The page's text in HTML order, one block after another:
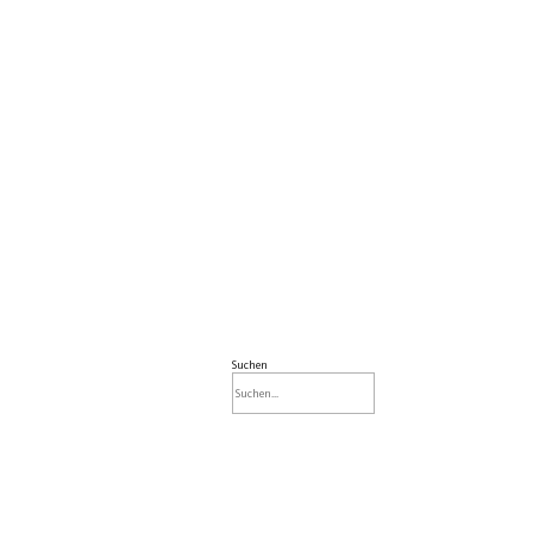
Suchen